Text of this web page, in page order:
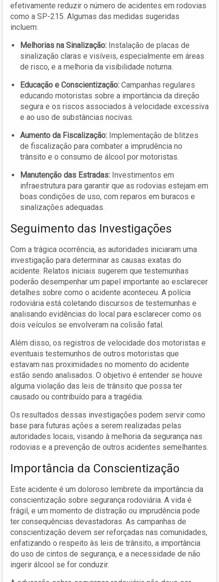
efetivamente reduzir o número de acidentes em rodovias
como a SP-215. Algumas das medidas sugeridas
incluem:
Melhorias na Sinalização: Instalação de placas de
sinalização claras e visíveis, especialmente em áreas
de risco, e a melhoria da visibilidade noturna.
Educação e Conscientização: Campanhas regulares
educando motoristas sobre a importância da direção
segura e os riscos associados à velocidade excessiva
e ao uso de substâncias nocivas.
Aumento da Fiscalização: Implementação de blitzes
de fiscalização para combater a imprudência no
trânsito e o consumo de álcool por motoristas.
Manutenção das Estradas: Investimentos em
infraestrutura para garantir que as rodovias estejam em
boas condições de uso, com reparos em buracos e
sinalizações adequadas.
Seguimento das Investigações
Com a trágica ocorrência, as autoridades iniciaram uma
investigação para determinar as causas exatas do
acidente. Relatos iniciais sugerem que testemunhas
poderão desempenhar um papel importante ao esclarecer
detalhes sobre como o acidente aconteceu. A polícia
rodoviária está coletando discursos de testemunhas e
analisando evidências do local para esclarecer como os
dois veículos se envolveram na colisão fatal.
Além disso, os registros de velocidade dos motoristas e
eventuais testemunhos de outros motoristas que
estavam nas proximidades no momento do acidente
estão sendo analisados. O objetivo é entender se houve
alguma violação das leis de trânsito que possa ter
causado ou contribuído para a tragédia.
Os resultados dessas investigações podem servir como
base para futuras ações a serem realizadas pelas
autoridades locais, visando à melhoria da segurança nas
rodovias e a prevenção de outros acidentes semelhantes.
Importância da Conscientização
Este acidente é um doloroso lembrete da importância da
conscientização sobre segurança rodoviária. A vida é
frágil, e um momento de distração ou imprudência pode
ter consequências devastadoras. As campanhas de
conscientização devem ser reforçadas nas comunidades,
enfatizando o respeito às leis de trânsito, a importância
do uso de cintos de segurança, e a necessidade de não
ingerir álcool se for conduzir.